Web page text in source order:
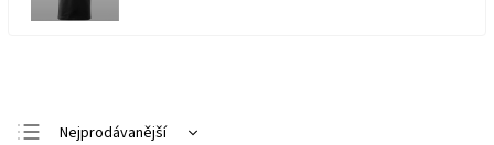
Nejprodávanější